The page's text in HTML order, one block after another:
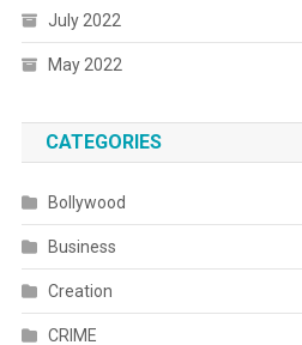
July 2022
May 2022
CATEGORIES
Bollywood
Business
Creation
CRIME